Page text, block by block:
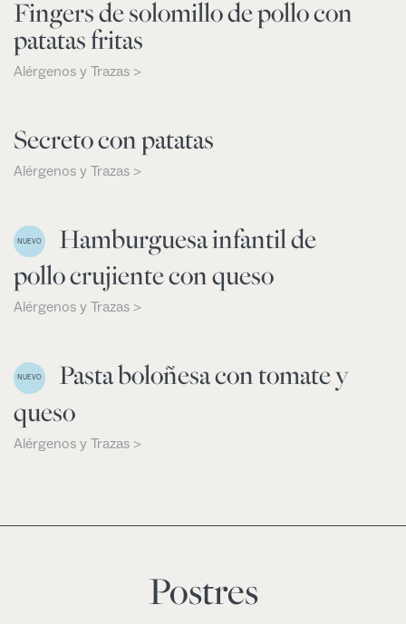
Fingers de solomillo de pollo con
patatas fritas
Alérgenos y Trazas >
Secreto con patatas
Alérgenos y Trazas >
NUEVO
Hamburguesa infantil de
pollo crujiente con queso
Alérgenos y Trazas >
NUEVO
Pasta boloñesa con tomate y
queso
Alérgenos y Trazas >
Postres